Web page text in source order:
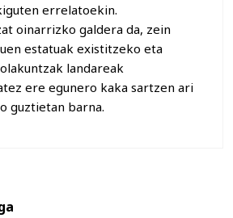
errelatoekin.
oinarrizko galdera da, zein
estatuak existitzeko eta
landareak
ere egunero kaka sartzen ari
guztietan barna.